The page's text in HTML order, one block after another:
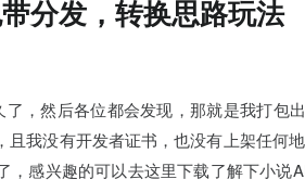
分发，转换思路玩法
，然后各位都会发现，那就是我打包
我没有开发者证书，也没有上架任何
感兴趣的可以去这里下载了解下小说